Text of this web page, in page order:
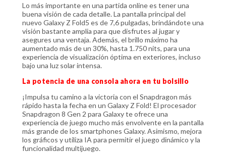
Lo más importante en una partida online es tener una
buena visión de cada detalle. La pantalla principal del
nuevo Galaxy Z Fold5 es de 7,6 pulgadas, brindándote una
visión bastante amplia para que disfrutes al jugar y
asegures una ventaja. Además, el brillo máximo ha
aumentado más de un 30%, hasta 1.750 nits, para una
experiencia de visualización óptima en exteriores, incluso
bajo una luz solar intensa.
La potencia de una consola ahora en tu bolsillo
¡Impulsa tu camino a la victoria con el Snapdragon más
rápido hasta la fecha en un Galaxy Z Fold! El procesador
Snapdragon 8 Gen 2 para Galaxy te ofrece una
experiencia de juego mucho más envolvente en la pantalla
más grande de los smartphones Galaxy. Asimismo, mejora
los gráficos y utiliza IA para permitir el juego dinámico y la
funcionalidad multijuego.